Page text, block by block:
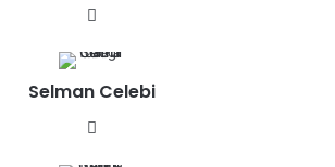
sit
esi
Selman Celebi